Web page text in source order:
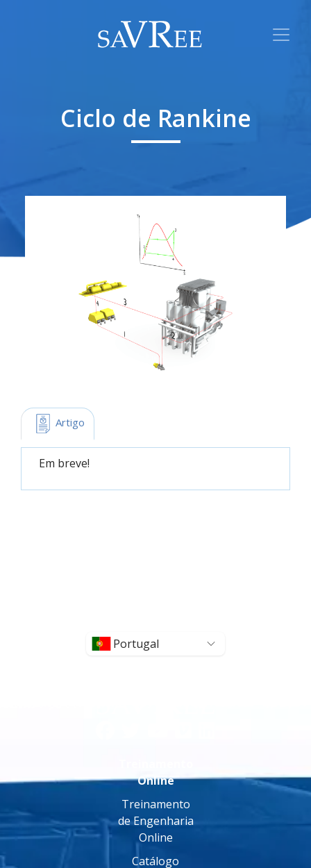
Ciclo de Rankine
Artigo
Em breve!
Portugal
Online
Treinamento
de Engenharia
Online
Catálogo